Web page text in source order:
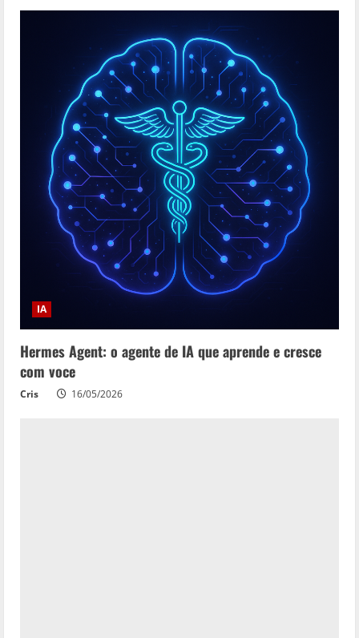
IA
Hermes Agent: o agente de IA que aprende e cresce
com voce
Cris 16/05/2026